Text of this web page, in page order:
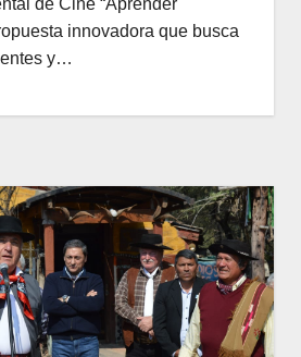
innovadora que busca
y…